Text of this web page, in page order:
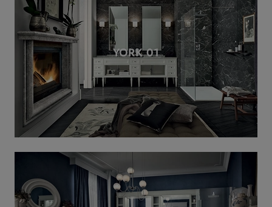
YORK 01